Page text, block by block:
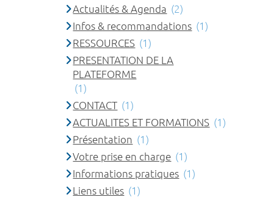
Actualités & Agenda (2)
Infos & recommandations (1)
RESSOURCES (1)
PRESENTATION DE LA
PLATEFORME
(1)
CONTACT (1)
ACTUALITES ET FORMATIONS (1)
Présentation (1)
Votre prise en charge (1)
Informations pratiques (1)
Liens utiles (1)